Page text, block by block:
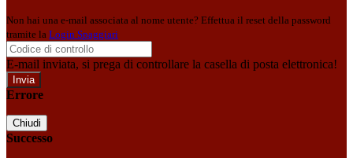
Non hai una e-mail associata al nome utente? Effettua il reset della password
tramite la Login Spaggiari
E-mail inviata, si prega di controllare la casella di posta elettronica!
Errore
Chiudi
Successo